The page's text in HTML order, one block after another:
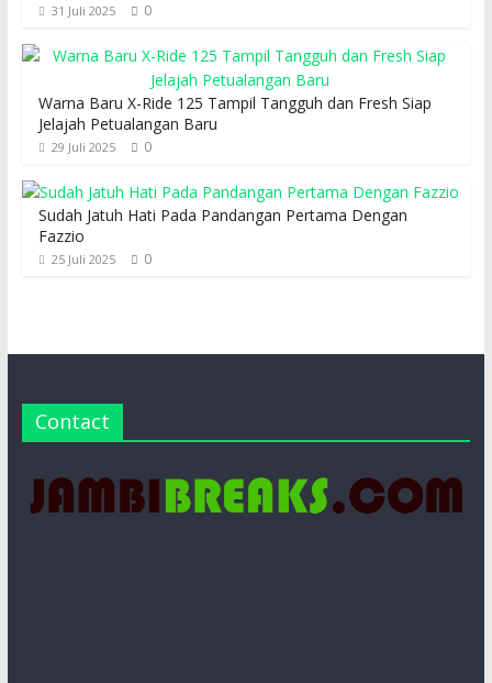
31 Juli 2025 0
Warna Baru X-Ride 125 Tampil Tangguh dan Fresh Siap
Jelajah Petualangan Baru
29 Juli 2025 0
Sudah Jatuh Hati Pada Pandangan Pertama Dengan
Fazzio
25 Juli 2025 0
Contact